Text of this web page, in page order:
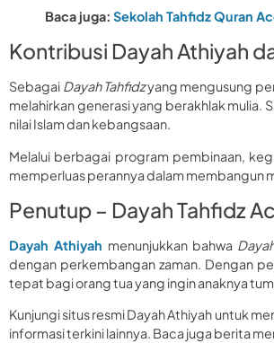
Baca juga: Sekolah Tahfidz Quran
Kontribusi Dayah Athiyah
Sebagai Dayah Tahfidzyang mengusung
melahirkan generasi yang berakhlak
nilai Islam dan kebangsaan.
Melalui berbagai program pembinaan,
memperluas perannya dalam membangun
Penutup – Dayah Tahfidz
Dayah Athiyah menunjukkan bahwa
dengan perkembangan zaman. Dengan
tepat bagi orang tua yang ingin anaknya
Kunjungi situs resmi Dayah Athiyah untuk
informasi terkini lainnya. Baca juga berita